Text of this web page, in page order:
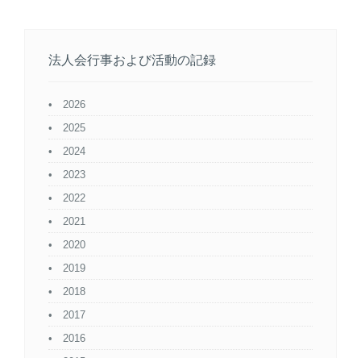
法人会行事および活動の記録
2026
2025
2024
2023
2022
2021
2020
2019
2018
2017
2016